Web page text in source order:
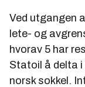
Ved utgangen
lete- og
hvorav 5 har
Statoil å delta
norsk sokkel.